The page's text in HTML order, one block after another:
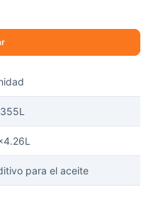
para el aceite